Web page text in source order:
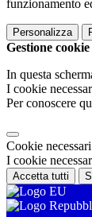
funzionamento
Personalizza
Gestione cookie
In questa
I cookie
Per conoscere
Cookie
I cookie
Accetta tutti